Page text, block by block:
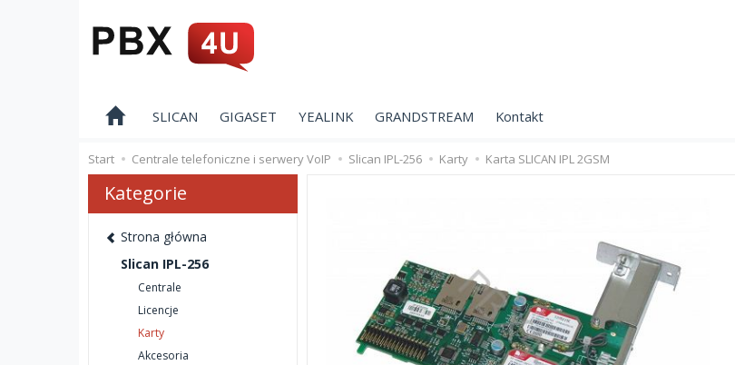
SLICAN GIGASET YEALINK GRANDSTREAM Kontakt
Start Centrale telefoniczne i serwery VoIP Slican IPL-256 Karty Karta SLICAN IPL 2GSM
Kategorie
Strona główna
Slican IPL-256
Centrale
Licencje
Karty
Akcesoria